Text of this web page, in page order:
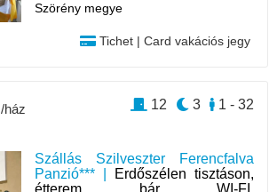
Szörény megye
Tichet | Card vakációs jegy
Szállás Szilveszter Ferencfalva
Panzió*** |
Erdőszélen tisztáson,
étterem, bár, WI-FI,
/ház 1 - 32
3
12